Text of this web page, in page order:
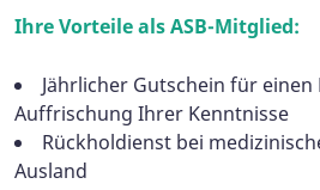
Ihre Vorteile als ASB-Mitglied:
Jährlicher Gutschein für
Auffrischung Ihrer Kenntnisse
Rückholdienst bei
Ausland